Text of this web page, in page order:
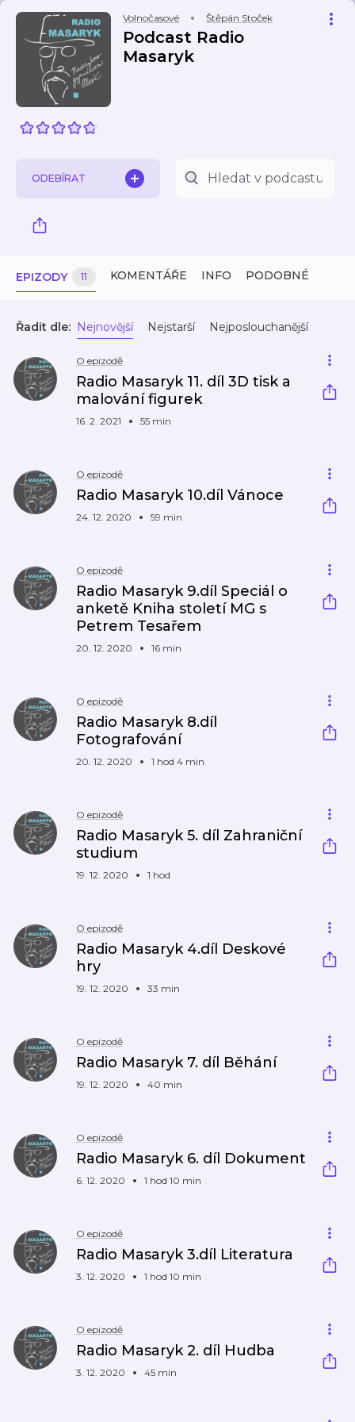
Volnočasové Štěpán Stoček
Podcast Radio
Masaryk
ODEBÍRAT
EPIZODY 11 KOMENTÁŘE INFO PODOBNÉ
Řadit dle: Nejnovější Nejstarší Nejposlouchanější
O epizodě
Radio Masaryk 11. díl 3D tisk a
malování figurek
16. 2. 2021 55 min
O epizodě
Radio Masaryk 10.díl Vánoce
24. 12. 2020 59 min
O epizodě
Radio Masaryk 9.díl Speciál o
anketě Kniha století MG s
Petrem Tesařem
20. 12. 2020 16 min
O epizodě
Radio Masaryk 8.díl
Fotografování
20. 12. 2020 1 hod 4 min
O epizodě
Radio Masaryk 5. díl Zahraniční
studium
19. 12. 2020 1 hod
O epizodě
Radio Masaryk 4.díl Deskové
hry
19. 12. 2020 33 min
O epizodě
Radio Masaryk 7. díl Běhání
19. 12. 2020 40 min
O epizodě
Radio Masaryk 6. díl Dokument
6. 12. 2020 1 hod 10 min
O epizodě
Radio Masaryk 3.díl Literatura
3. 12. 2020 1 hod 10 min
O epizodě
Radio Masaryk 2. díl Hudba
3. 12. 2020 45 min